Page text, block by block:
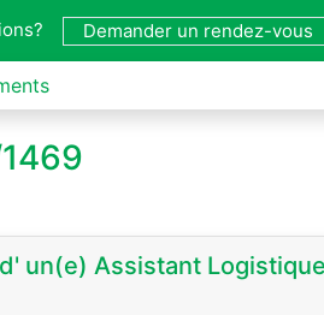
Demander un rendez-vous
un(e) Assistant